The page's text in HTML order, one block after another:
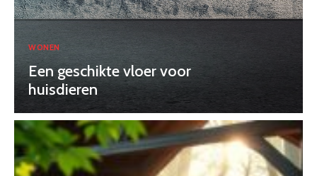
WONEN
Een geschikte vloer voor
huisdieren